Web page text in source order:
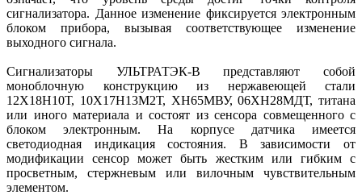
сигнализатора. Данное изменение фиксируется электронным
блоком прибора, вызывая соответствующее изменение
выходного сигнала.
Сигнализаторы УЛЬТРАТЭК-В представляют собой
моноблочную конструкцию из нержавеющей стали
12Х18Н10Т, 10Х17Н13М2Т, ХН65МВУ, 06ХН28МДТ, титана
или иного материала и состоят из сенсора совмещенного с
блоком электронным. На корпусе датчика имеется
светодиодная индикация состояния. В зависимости от
модификации сенсор может быть жестким или гибким с
просветным, стержневым или вилочным чувствительным
элементом.